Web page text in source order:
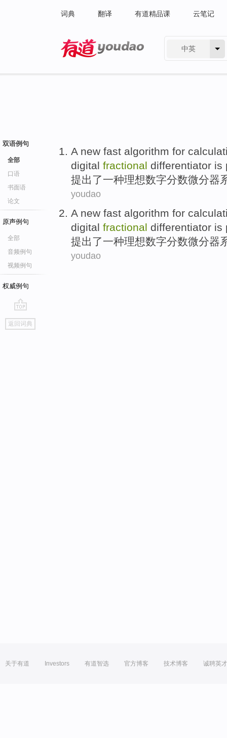
词典 翻译 有道精品课 云笔记
中英
双语例句
全部
口语
书面语
论文
原声例句
全部
音频例句
视频例句
权威例句
go
top
返回词典
Anew fast algorithm for
digital fractional differentiator is
提出了一种理想数字分数微分器
youdao
Anew fast algorithm for
digital fractional differentiator is
提出了一种理想数字分数微分器
youdao
关于有道 Investors 有道智选 官方博客 技术博客 诚聘英才